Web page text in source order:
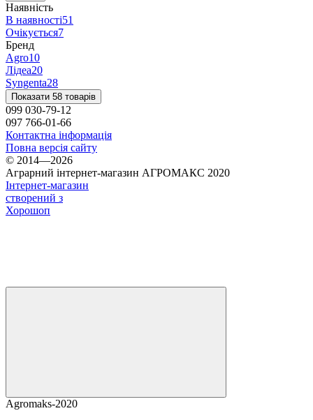
Наявність
В наявності51
Очікується7
Бренд
Agro10
Лідеа20
Syngenta28
Показати 58 товарів
099 030-79-12
097 766-01-66
Контактна інформація
Повна версія сайту
© 2014—2026
Аграрний інтернет-магазин АГРОМАКС 2020
Інтернет-магазин
створений з
Хорошоп
Agromaks-2020